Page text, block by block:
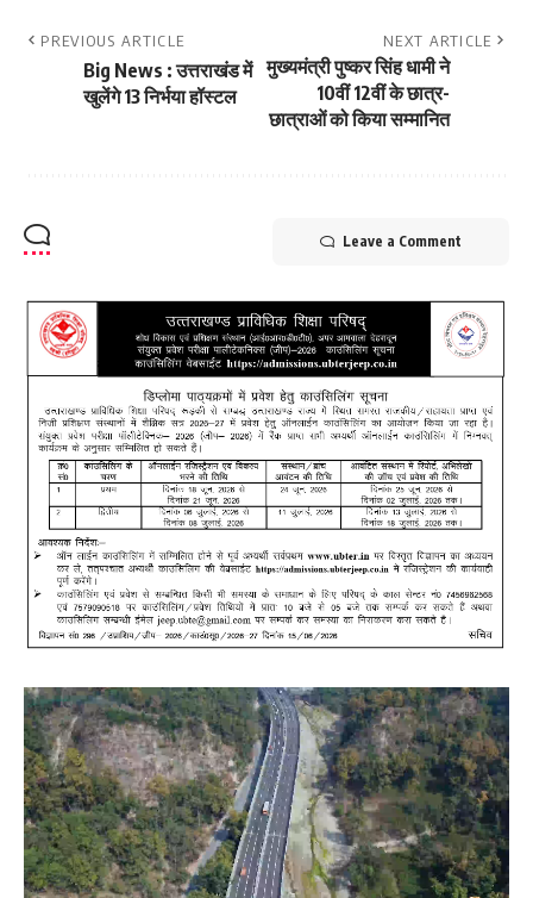
PREVIOUS ARTICLE
Big News : उत्तराखंड में
खुलेंगे 13 निर्भया हॉस्टल
NEXT ARTICLE
मुख्यमंत्री पुष्कर सिंह धामी ने
10वीं 12वीं के छात्र-
छात्राओं को किया सम्मानित
Leave a Comment